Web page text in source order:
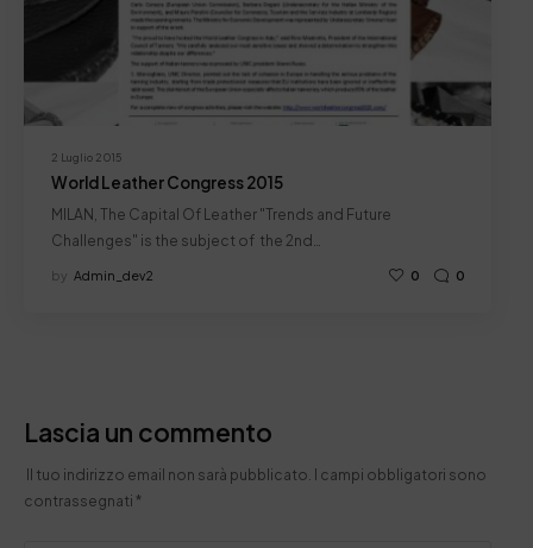
2 Luglio 2015
World Leather Congress 2015
MILAN, The Capital Of Leather "Trends and Future
Challenges" is the subject of the 2nd…
by Admin_dev2 0 0
Lascia un commento
Il tuo indirizzo email non sarà pubblicato. I campi obbligatori sono
contrassegnati *